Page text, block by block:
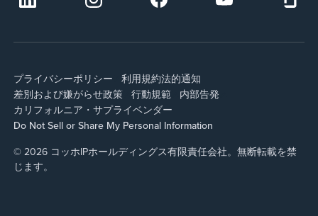
プライバシーポリシー 利用規約法的通知
差別および嫌がらせ政策
行動規範
内部告発
カリフォルニア・サプライベンダー
Do Not Sell or Share My Personal Information
© 2026 コッホIPホールディングス有限責任会社。無断転載を禁
じます。